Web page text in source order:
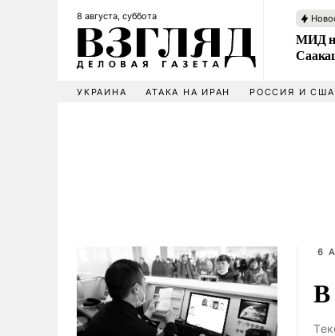
8 августа, суббота
МИД
УКРАИНА АТАКА НА ИРАН РОССИЯ И США
6
В